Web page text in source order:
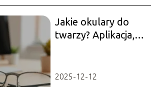
Jakie okulary do
twarzy? Aplikacja,
2025-12-12